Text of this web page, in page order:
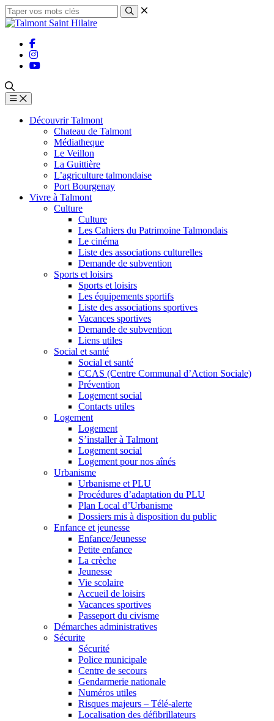
Découvrir Talmont
Chateau de Talmont
Médiatheque
Le Veillon
La Guittière
L’agriculture talmondaise
Port Bourgenay
Vivre à Talmont
Culture
Culture
Les Cahiers du Patrimoine Talmondais
Le cinéma
Liste des associations culturelles
Demande de subvention
Sports et loisirs
Sports et loisirs
Les équipements sportifs
Liste des associations sportives
Vacances sportives
Demande de subvention
Liens utiles
Social et santé
Social et santé
CCAS (Centre Communal d’Action Sociale)
Prévention
Logement social
Contacts utiles
Logement
Logement
S’installer à Talmont
Logement social
Logement pour nos aînés
Urbanisme
Urbanisme et PLU
Procédures d’adaptation du PLU
Plan Local d’Urbanisme
Dossiers mis à disposition du public
Enfance et jeunesse
Enfance/Jeunesse
Petite enfance
La crèche
Jeunesse
Vie scolaire
Accueil de loisirs
Vacances sportives
Passeport du civisme
Démarches administratives
Sécurite
Sécurité
Police municipale
Centre de secours
Gendarmerie nationale
Numéros utiles
Risques majeurs – Télé-alerte
Localisation des défibrillateurs